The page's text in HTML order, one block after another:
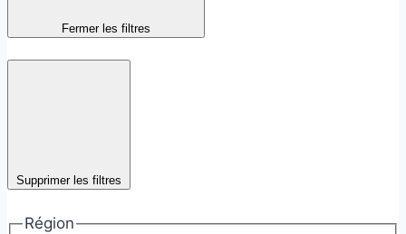
Fermer les filtres
Supprimer les filtres
Région